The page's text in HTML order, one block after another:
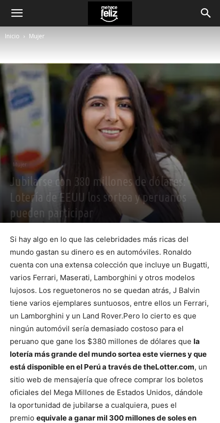
Inicio Mujer
Mujer
Jubilarse con 380 millones de dólares:
Lotería de EEUU los sortea y peruanos
pueden participar
Si hay algo en lo que las celebridades más ricas del
mundo gastan su dinero es en automóviles. Ronaldo
cuenta con una extensa colección que incluye un Bugatti,
varios Ferrari, Maserati, Lamborghini y otros modelos
lujosos. Los reguetoneros no se quedan atrás, J Balvin
tiene varios ejemplares suntuosos, entre ellos un Ferrari,
un Lamborghini y un Land Rover.Pero lo cierto es que
ningún automóvil sería demasiado costoso para el
peruano que gane los $380 millones de dólares que la
lotería más grande del mundo sortea este viernes y que
está disponible en el Perú a través de theLotter.com, un
sitio web de mensajería que ofrece comprar los boletos
oficiales del Mega Millones de Estados Unidos, dándole
la oportunidad de jubilarse a cualquiera, pues el
premio equivale a ganar mil 300 millones de soles en